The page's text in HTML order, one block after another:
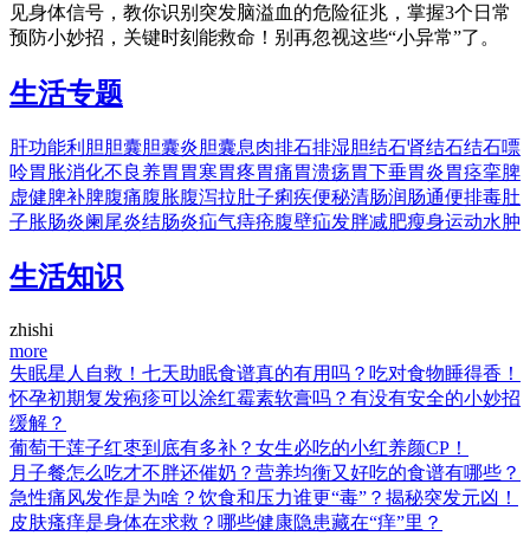
见身体信号，教你识别突发脑溢血的危险征兆，掌握3个日常
预防小妙招，关键时刻能救命！别再忽视这些“小异常”了。
生活专题
肝功能利胆胆囊胆囊炎胆囊息肉排石排湿胆结石肾结石结石嘌
呤胃胀消化不良 养胃 胃寒胃疼胃痛胃溃疡胃下垂胃炎胃痉挛脾
虚健脾补脾腹痛腹胀腹泻拉肚子痢疾便秘清肠润肠通便排毒肚
子胀肠炎阑尾炎结肠炎疝气痔疮腹壁疝发胖减肥瘦身运动水肿
生活知识
zhishi
more
失眠星人自救！七天助眠食谱真的有用吗？吃对食物睡得香！
怀孕初期复发疱疹可以涂红霉素软膏吗？有没有安全的小妙招
缓解？
葡萄干莲子红枣到底有多补？女生必吃的小红养颜CP！
月子餐怎么吃才不胖还催奶？营养均衡又好吃的食谱有哪些？
急性痛风发作是为啥？饮食和压力谁更“毒”？揭秘突发元凶！
皮肤瘙痒是身体在求救？哪些健康隐患藏在“痒”里？